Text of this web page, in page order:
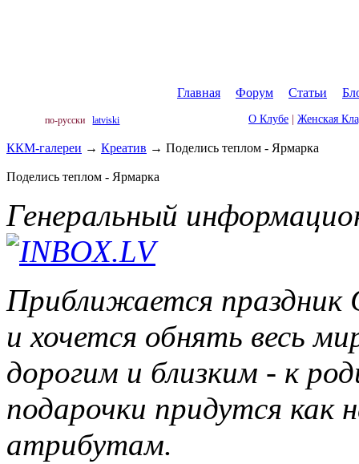
Главная Форум Статьи
по-русски latviski О Клубе Женская
ККМ-галереи → Креатив → Поделись теплом - Ярмарка
Поделись теплом - Ярмарка
Генеральный
Приближается праздник
и хочется обнять весь
дорогим и близким - к
подарочки придутся как
атрибутам.